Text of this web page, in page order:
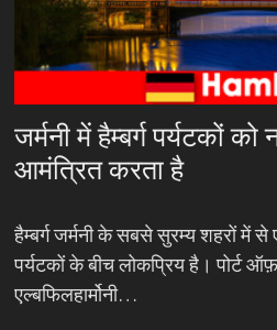
जर्मनी में हैम्बर्ग पर्यटकों
आमंत्रित करता है
हैम्बर्ग जर्मनी के सबसे सुरम्य शहरों में
पर्यटकों के बीच लोकप्रिय है। पोर्ट
एल्बफिलहार्मोनी…